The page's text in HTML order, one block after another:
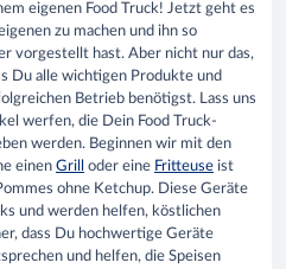
eigenen Food Truck! Jetzt geht es
zu machen und ihn so
vorgestellt hast. Aber nicht nur das,
Du alle wichtigen Produkte und
Betrieb benötigst. Lass uns
werfen, die Dein Food Truck-
werden. Beginnen wir mit den
einen Grill oder eine Fritteuse ist
ohne Ketchup. Diese Geräte
und werden helfen, köstlichen
dass Du hochwertige Geräte
und helfen, die Speisen